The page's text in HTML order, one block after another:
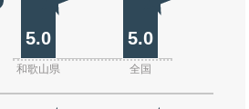
5.0 5.0
和歌山県 全国